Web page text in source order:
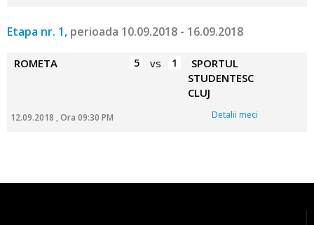
Etapa nr. 1, perioada 10.09.2018 - 16.09.2018
ROMETA 5 vs 1
SPORTUL
STUDENTESC
CLUJ
12.09.2018 , Ora 09:30 PM Detalii meci